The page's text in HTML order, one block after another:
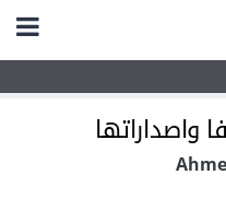
واصداراتها